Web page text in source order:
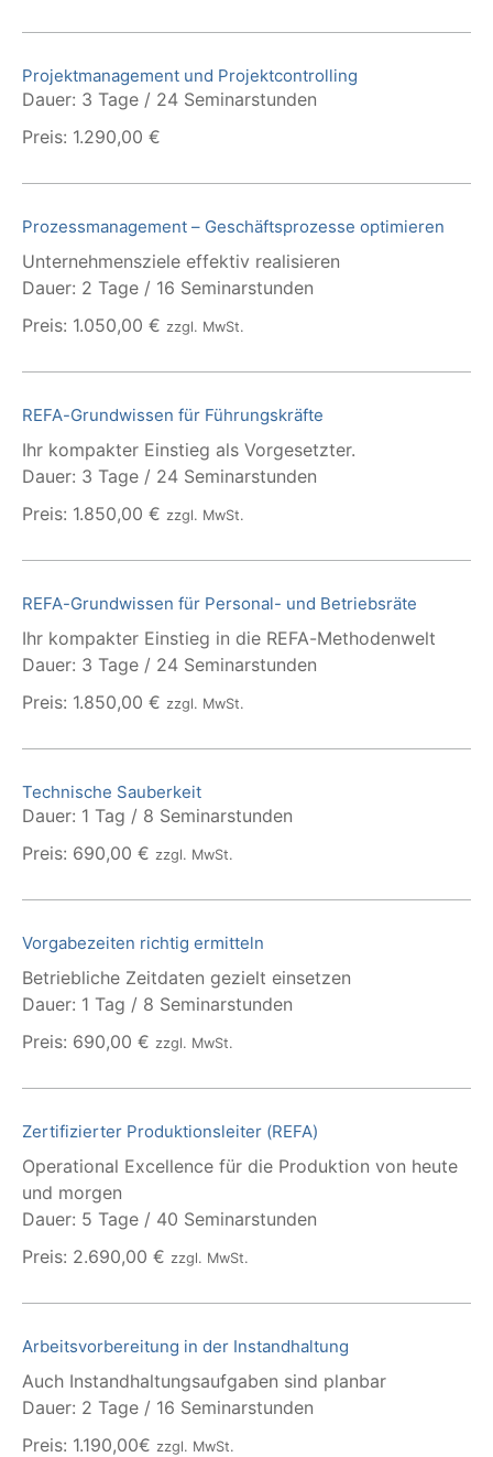
Projektmanagement und Projektcontrolling
Dauer: 3 Tage / 24 Seminarstunden
Preis: 1.290,00 €
Prozessmanagement – Geschäftsprozesse optimieren
Unternehmensziele effektiv realisieren
Dauer: 2 Tage / 16 Seminarstunden
Preis: 1.050,00 € zzgl. MwSt.
REFA-Grundwissen für Führungskräfte
Ihr kompakter Einstieg als Vorgesetzter.
Dauer: 3 Tage / 24 Seminarstunden
Preis: 1.850,00 € zzgl. MwSt.
REFA-Grundwissen für Personal- und Betriebsräte
Ihr kompakter Einstieg in die REFA-Methodenwelt
Dauer: 3 Tage / 24 Seminarstunden
Preis: 1.850,00 € zzgl. MwSt.
Technische Sauberkeit
Dauer: 1 Tag / 8 Seminarstunden
Preis: 690,00 € zzgl. MwSt.
Vorgabezeiten richtig ermitteln
Betriebliche Zeitdaten gezielt einsetzen
Dauer: 1 Tag / 8 Seminarstunden
Preis: 690,00 € zzgl. MwSt.
Zertifizierter Produktionsleiter (REFA)
Operational Excellence für die Produktion von heute
und morgen
Dauer: 5 Tage / 40 Seminarstunden
Preis: 2.690,00 € zzgl. MwSt.
Arbeitsvorbereitung in der Instandhaltung
Auch Instandhaltungsaufgaben sind planbar
Dauer: 2 Tage / 16 Seminarstunden
Preis: 1.190,00€ zzgl. MwSt.